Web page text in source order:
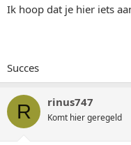
Ik hoop dat je hier iets
Succes
R rinus747
Komt hier geregeld